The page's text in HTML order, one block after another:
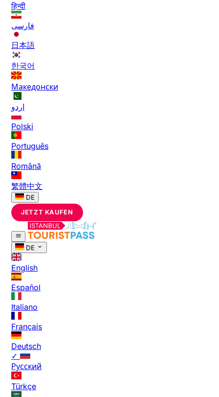
हिन्दी
فارسی
日本語
한국어
Македонски
اردو
Polski
Português
Română
繁體中文
DE
JETZT KAUFEN
DE
English
Español
Italiano
Français
Deutsch
✓
Русский
Türkçe